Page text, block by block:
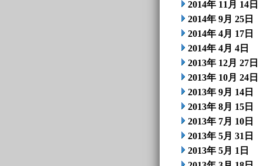
2014年 11月 14日
2014年 9月 25日
2014年 4月 17日
2014年 4月 4日
2013年 12月 27日
2013年 10月 24日
2013年 9月 14日
2013年 8月 15日
2013年 7月 10日
2013年 5月 31日
2013年 5月 1日